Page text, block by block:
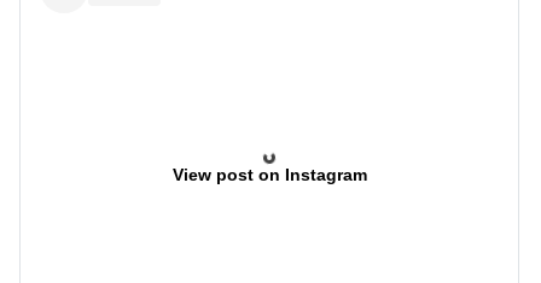
View post on Instagram